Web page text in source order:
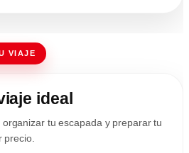
VIAJE
ideal
tu escapada y preparar tu
precio.